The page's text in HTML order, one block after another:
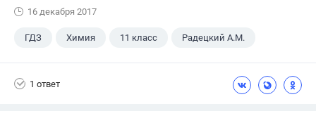
16 декабря 2017
ГДЗ Химия 11 класс Радецкий А.М.
1 ответ